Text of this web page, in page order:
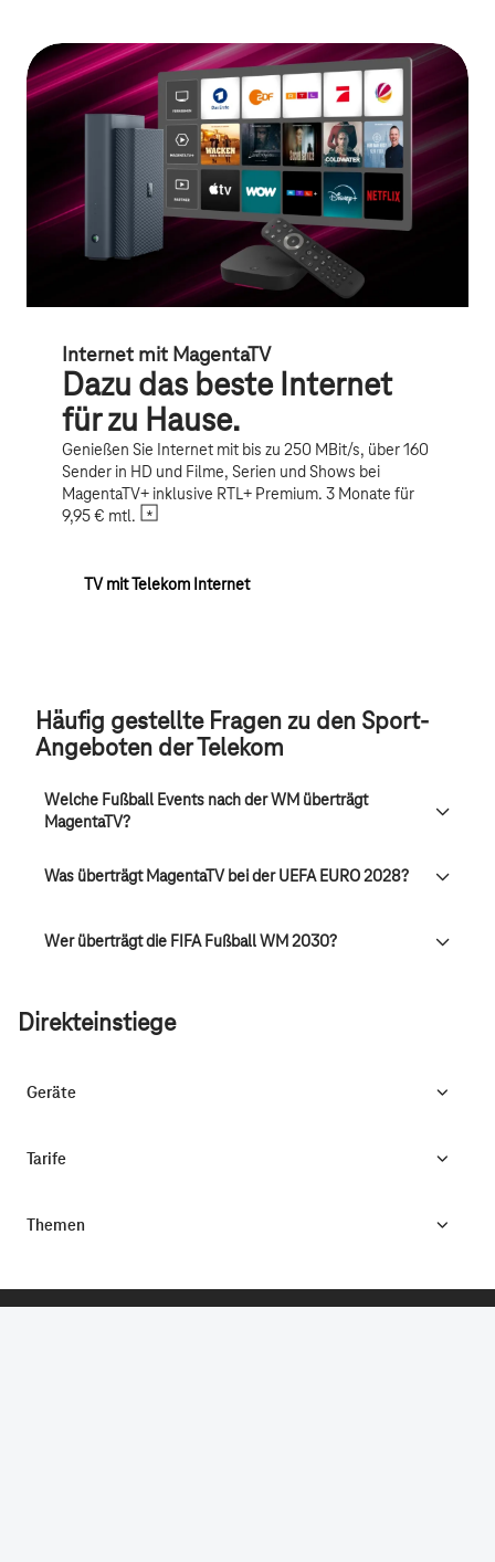
Internet mit MagentaTV
Dazu das beste Internet
für zu Hause.
Genießen Sie Internet mit bis zu 250 MBit/s, über 160
Sender in HD und Filme, Serien und Shows bei
MagentaTV+ inklusive RTL+ Premium. 3 Monate für
9,95 € mtl.
TV mit Telekom Internet
Häufig gestellte Fragen zu den Sport-
Angeboten der Telekom
Welche Fußball Events nach der WM überträgt
MagentaTV?
Was überträgt MagentaTV bei der UEFA EURO 2028?
Wer überträgt die FIFA Fußball WM 2030?
Direkteinstiege
Geräte
Tarife
Themen